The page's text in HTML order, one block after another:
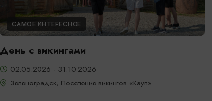
САМОЕ ИНТЕРЕСНОЕ
День с викингами
02.05.2026 - 31.10.2026
Зеленоградск, Поселение викингов «Кауп»